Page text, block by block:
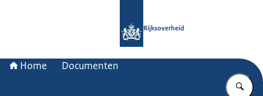
Rijksoverheid
Home Documenten